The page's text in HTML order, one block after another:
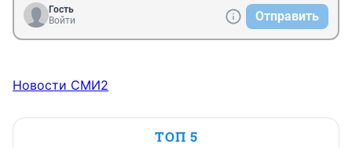
Гость
Войти
Отправить
Новости СМИ2
ТОП 5